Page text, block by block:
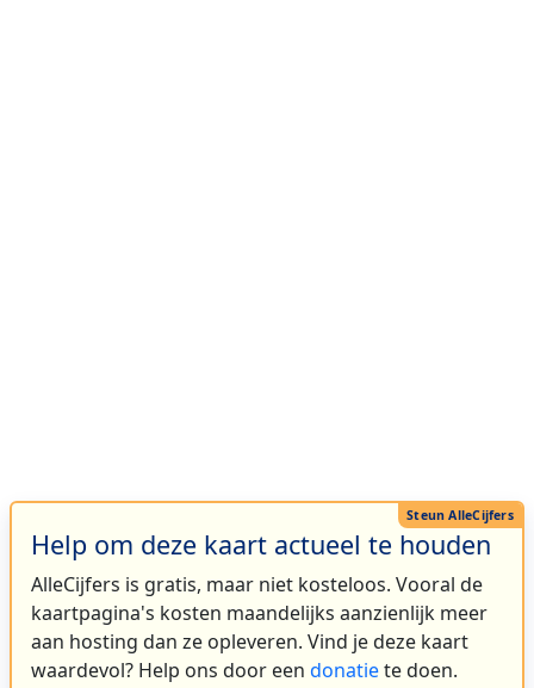
Help om deze kaart actueel te houden
AlleCijfers is gratis, maar niet kosteloos. Vooral de
kaartpagina's kosten maandelijks aanzienlijk meer
aan hosting dan ze opleveren. Vind je deze kaart
waardevol? Help ons door een donatiete doen.